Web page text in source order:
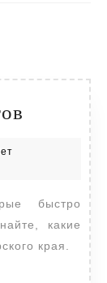
какие
края.